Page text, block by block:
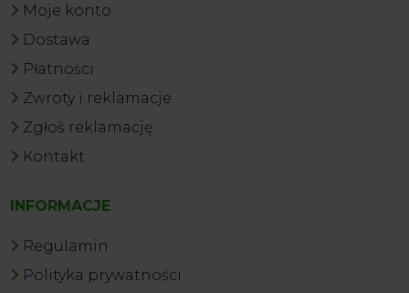
Moje konto
Dostawa
Płatności
Zwroty i reklamacje
Zgłoś reklamację
Kontakt
INFORMACJE
Regulamin
Polityka prywatności